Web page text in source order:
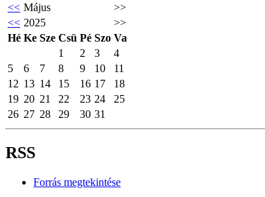
<< Május
>>
<< 2025
>>
Hé Ke Sze Csü Pé Szo Va
1
2 3
4
5
6 7 8 9 10
11
12 13 14 15 16 17
18
19 20 21 22 23 24
25
26 27 28 29 30 31
RSS
Forrás megtekintése